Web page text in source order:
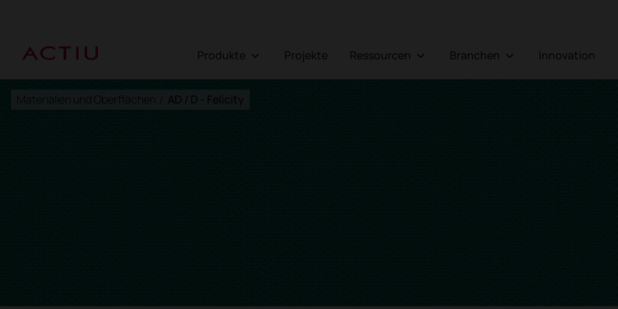
Produkte Projekte Ressourcen Branchen Innovation
Materialien und Oberflächen / AD / D - Felicity